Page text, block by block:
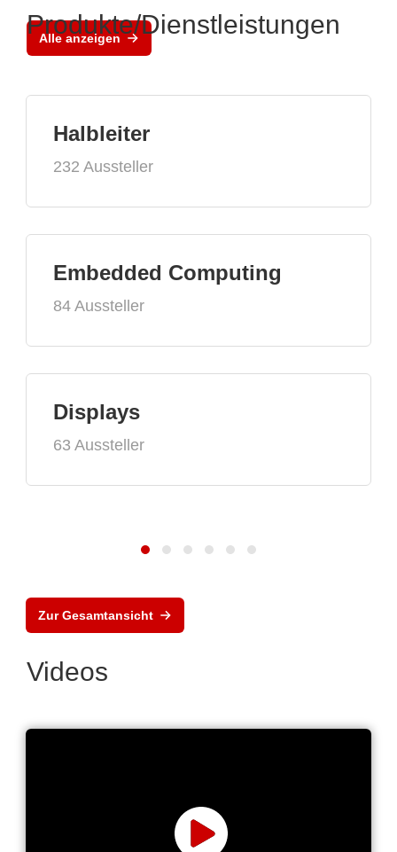
Alle anzeigen
Produkte/Dienstleistungen
Halbleiter
232 Aussteller
Embedded Computing
84 Aussteller
Displays
63 Aussteller
Zur Gesamtansicht
Videos